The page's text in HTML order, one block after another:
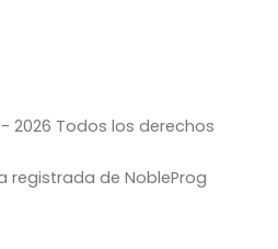
2026 Todos los derechos
registrada de NobleProg